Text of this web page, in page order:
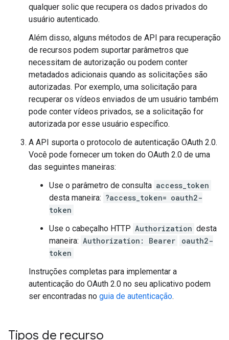
qualquer solic que recupera os dados privados do
usuário autenticado.
Além disso, alguns métodos de API para recuperação
de recursos podem suportar parâmetros que
necessitam de autorização ou podem conter
metadados adicionais quando as solicitações são
autorizadas. Por exemplo, uma solicitação para
recuperar os vídeos enviados de um usuário também
pode conter vídeos privados, se a solicitação for
autorizada por esse usuário específico.
A API suporta o protocolo de autenticação OAuth 2.0.
Você pode fornecer um token do OAuth 2.0 de uma
das seguintes maneiras:
Use o parâmetro de consulta access_token
desta maneira: ?access_token= oauth2-
token
Use o cabeçalho HTTP Authorization desta
maneira: Authorization: Bearer
oauth2-
token
Instruções completas para implementar a
autenticação do OAuth 2.0 no seu aplicativo podem
ser encontradas no guia de autenticação.
Tipos de recurso